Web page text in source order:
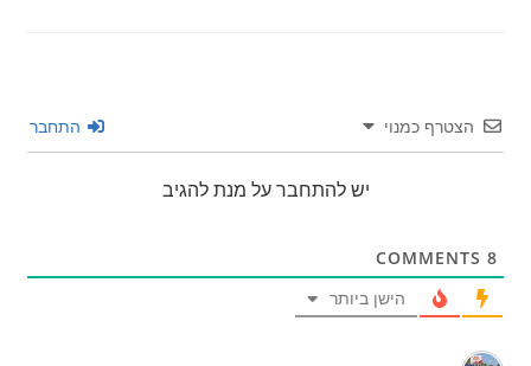
הצטרף כמנוי התחבר
יש להתחבר על מנת להגיב
8
הישן ביותר